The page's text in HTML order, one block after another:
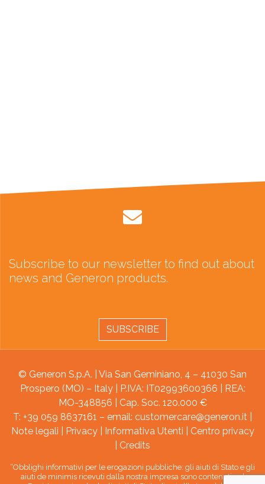
Subscribe to our newsletter to find out about
news and Generon products.
SUBSCRIBE
© Generon S.p.A. | Via San Geminiano, 4 – 41030 San
Prospero (MO) – Italy | P.IVA: IT02993600366 | REA:
MO-348856 | Cap. Soc. 120.000 €
T: +39 059 8637161 – email: customercare@generon.it
Note legali
Privacy| Informativa Utenti
Centro privacy
Credits
“Obblighi informativi per le erogazioni pubbliche: gli aiuti di Stato e gli
aiuti de minimis ricevuti dalla nostra impresa sono contenuti nel